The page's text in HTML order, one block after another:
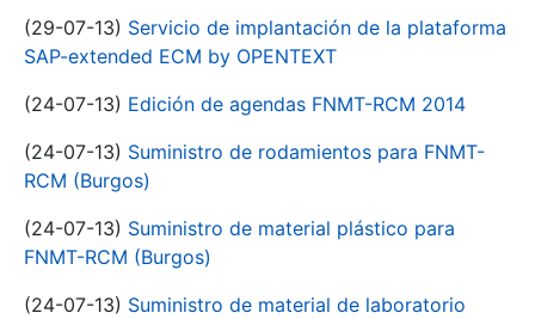
(29-07-13) Servicio de implantación de la plataforma
SAP-extended ECM by OPENTEXT
(24-07-13) Edición de agendas FNMT-RCM 2014
(24-07-13) Suministro de rodamientos para FNMT-
RCM (Burgos)
(24-07-13) Suministro de material plástico para
FNMT-RCM (Burgos)
(24-07-13) Suministro de material de laboratorio